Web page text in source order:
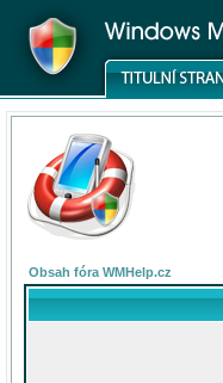
Obsah fóra WMHelp.cz